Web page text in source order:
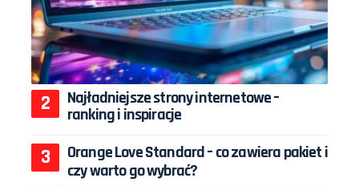
Najładniejsze strony internetowe –
ranking i inspiracje
Orange Love Standard – co zawiera pakiet i
czy warto go wybrać?